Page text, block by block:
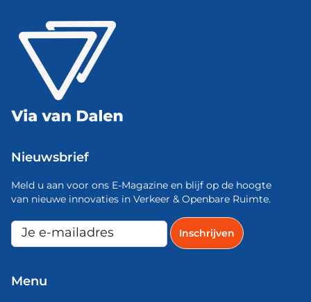
Nieuwsbrief
Meld u aan voor ons E-Magazine en blijf op de hoogte
van nieuwe innovaties in Verkeer & Openbare Ruimte.
Menu